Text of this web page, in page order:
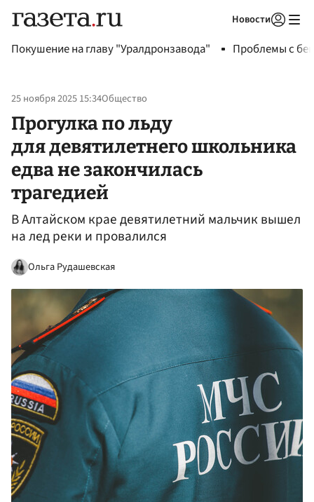
Новости
Покушение на главу "Уралдронзавода" Проблемы с
25 ноября 2025 15:34Общество
Прогулка по льду
для девятилетнего школьника
едва не закончилась
трагедией
В Алтайском крае девятилетний мальчик вышел
на лед реки и провалился
Ольга Рудашевская